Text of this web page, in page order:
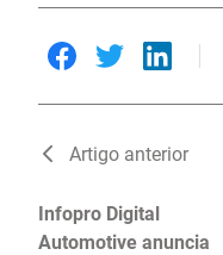
Artigo anterior
Infopro Digital
Automotive anuncia